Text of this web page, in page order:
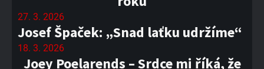
27. 3. 2026
Josef Špaček: „Snad laťku udržíme“
18. 3. 2026
Joey Poelarends – Srdce mi říká, že